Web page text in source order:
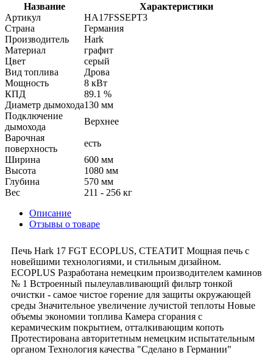
Название
Характеристики
Артикул
HA17FSSEPТ3
Страна
Германия
Производитель
Hark
Материал
графит
Цвет
серый
Вид топлива
Дрова
Мощность
8 кВт
КПД
89.1 %
Диаметр дымохода130 мм
Подключение
дымохода
Верхнее
Варочная
поверхность
есть
Ширина
600 мм
Высота
1080 мм
Глубина
570 мм
Вес
211 - 256 кг
Описание
Отзывы о товаре
Печь Hark 17 FGT ECOPLUS, СТЕАТИТ Мощная печь с
новейшими технологиями, и стильным дизайном.
ECOPLUS Разработана немецким производителем каминов
№ 1 Встроенный пылеулавливающий фильтр тонкой
очистки - самое чистое горение для защиты окружающей
среды Значительное увеличение лучистой теплоты Новые
объемы экономии топлива Камера сгорания с
керамическим покрытием, отталкивающим копоть
Протестирована авторитетным немецким испытательным
органом Технология качества "Сделано в Германии"